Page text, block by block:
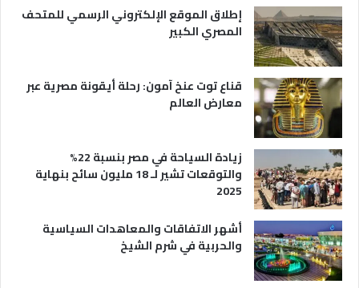
ي
ة
إطلاق الموقع الإلكتروني الرسمي للمتحف
المصري الكبير
قناع توت عنخ آمون: رحلة أيقونة مصرية عبر
معارض العالم
زيادة السياحة في مصر بنسبة 22%
والتوقعات تشير لـ 18 مليون سائح بنهاية
2025
أشهر الاتفاقات والمعاهدات السياسية
والحربية في شرم الشيخ